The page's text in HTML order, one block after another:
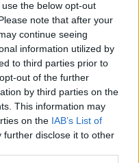
the below opt-out
note that after your
continue seeing
information utilized by
to third parties prior to
out of the further
by third parties on the
This information may
on the IAB’s List of
further disclose it to other